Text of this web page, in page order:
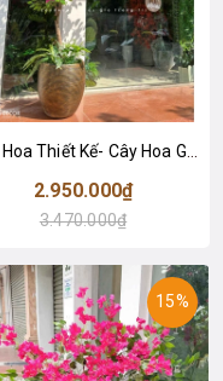
2.950.000₫
3.470.000₫
15%